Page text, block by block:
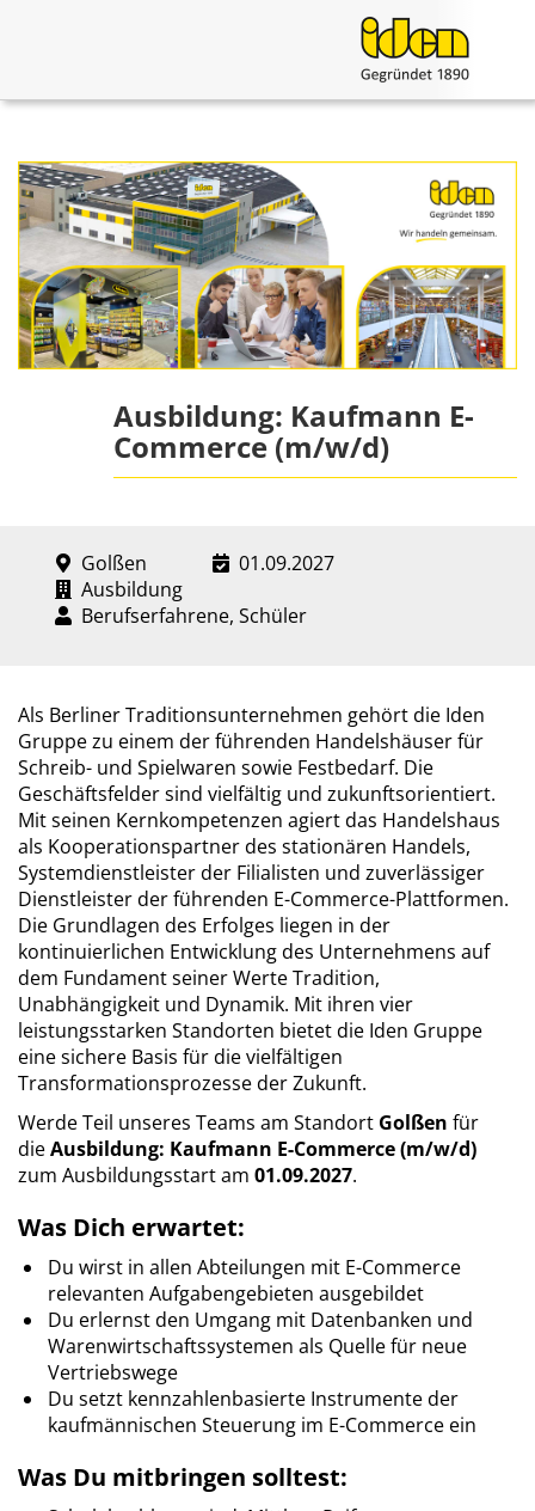
Ausbildung: Kaufmann E-
Commerce (m/w/d)
Golßen
01.09.2027
Ausbildung
Berufserfahrene, Schüler
Als Berliner Traditionsunternehmen gehört die Iden
Gruppe zu einem der führenden Handelshäuser für
Schreib- und Spielwaren sowie Festbedarf. Die
Geschäftsfelder sind vielfältig und zukunftsorientiert.
Mit seinen Kernkompetenzen agiert das Handelshaus
als Kooperationspartner des stationären Handels,
Systemdienstleister der Filialisten und zuverlässiger
Dienstleister der führenden E-Commerce-Plattformen.
Die Grundlagen des Erfolges liegen in der
kontinuierlichen Entwicklung des Unternehmens auf
dem Fundament seiner Werte Tradition,
Unabhängigkeit und Dynamik. Mit ihren vier
leistungsstarken Standorten bietet die Iden Gruppe
eine sichere Basis für die vielfältigen
Transformationsprozesse der Zukunft.
Werde Teil unseres Teams am Standort Golßen für
dieAusbildung: Kaufmann E-Commerce (m/w/d)
zum Ausbildungsstart am 01.09.2027.
Was Dich erwartet:
Du wirst in allen Abteilungen mit E-Commerce
relevanten Aufgabengebieten ausgebildet
Du erlernst den Umgang mit Datenbanken und
Warenwirtschaftssystemen als Quelle für neue
Vertriebswege
Du setzt kennzahlenbasierte Instrumente der
kaufmännischen Steuerung im E-Commerce ein
Was Du mitbringen solltest: